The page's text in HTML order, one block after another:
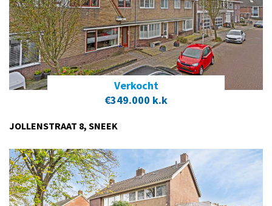
Verkocht
€349.000 k.k
JOLLENSTRAAT 8, SNEEK